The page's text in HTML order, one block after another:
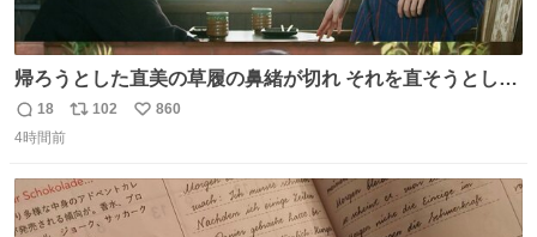
帰ろうとした直美の草履の鼻緒が切れ それを直そうとした
小川がさらに壊し…… 結果、直美をおんぶして送ることに
なりました。 👇鼻緒はいつも恋のキューピッド？
薫る 上坂樹里 甲斐翔真
返
信
18
リ
ト
数
102
い
数
860
4時間前